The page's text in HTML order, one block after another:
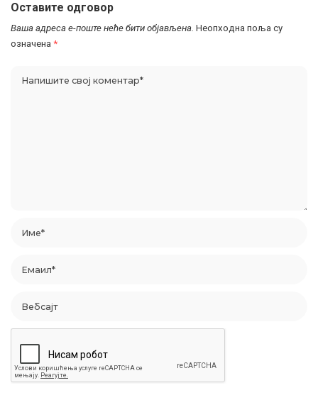
Оставите одговор
Ваша адреса е-поште неће бити објављена. Неопходна поља су
означена *